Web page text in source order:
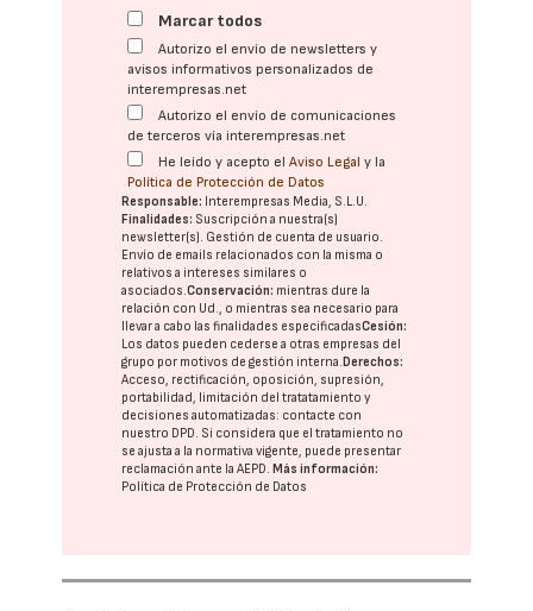
Marcar todos
Autorizo el envío de newsletters y
avisos informativos personalizados de
interempresas.net
Autorizo el envío de comunicaciones
de terceros vía interempresas.net
He leído y acepto elAviso Legal y la
Política de Protección de Datos
Responsable: Interempresas Media, S.L.U.
Finalidades: Suscripción a nuestra(s)
newsletter(s). Gestión de cuenta de usuario.
Envío de emails relacionados con la misma o
relativos a intereses similares o
asociados.Conservación: mientras dure la
relación con Ud., o mientras sea necesario para
llevar a cabo las finalidades especificadasCesión:
Los datos pueden cederse a otras empresas del
grupo por motivos de gestión interna. Derechos:
Acceso, rectificación, oposición, supresión,
portabilidad, limitación del tratatamiento y
decisiones automatizadas: contacte con
nuestro DPD. Si considera que el tratamiento no
se ajusta a la normativa vigente, puede presentar
reclamación ante laAEPD. Más información:
Política de Protección de Datos